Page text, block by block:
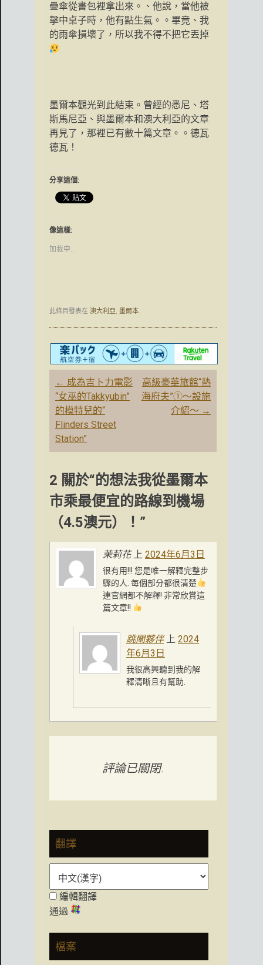
疊傘從書包裡拿出來。、他說，當他被
擊中桌子時，他有點生氣。。畢竟、我
的雨傘損壞了，所以我不得不把它丟掉
墨爾本觀光到此結束。曾經的悉尼、塔
斯馬尼亞、與墨爾本和澳大利亞的文章
再見了，那裡已有數十篇文章。。德瓦
德瓦！
分享這個:
像這樣:
加載中...
此條目發表在 澳大利亞 墨爾本
文
章
導
航
← 成為吉卜力電影
“女巫的Takkyubin”
的模特兒的“
Flinders Street
Station”
高級豪華旅館“熱
海府夫”①〜設施
介紹〜 →
2 關於“的想法我從墨爾本
市乘最便宜的路線到機場
（4.5澳元）！”
茉莉花上 2024年6月3日
很有用!!! 您是唯一解釋完整步
驟的人. 每個部分都很清楚
連官網都不解釋! 非常欣賞這
篇文章!!
跳閘夥伴上 2024
年6月3日
我很高興聽到我的解
釋清晰且有幫助.
評論已關閉.
翻譯
編輯翻譯
通過
檔案